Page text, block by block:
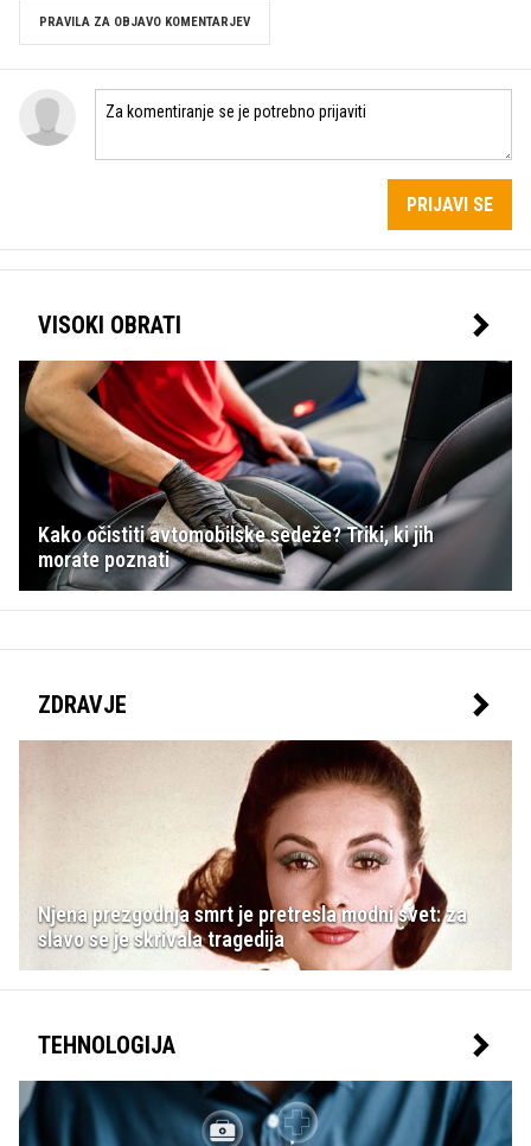
PRAVILA ZA OBJAVO KOMENTARJEV
PRIJAVI SE
VISOKI OBRATI
Kako očistiti avtomobilske sedeže? Triki, ki jih
morate poznati
ZDRAVJE
Njena prezgodnja smrt je pretresla modni svet: za
slavo se je skrivala tragedija
TEHNOLOGIJA